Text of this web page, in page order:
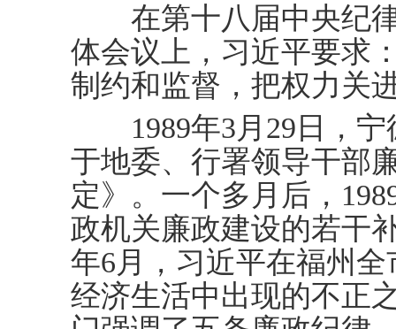
在第十八届中央纪律
体会议上，习近平要求
制约和监督，把权力关
1989年3月29日，宁
于地委、行署领导干部
定》。一个多月后，
政机关廉政建设的若干
年6月，习近平在福州
经济生活中出现的不正